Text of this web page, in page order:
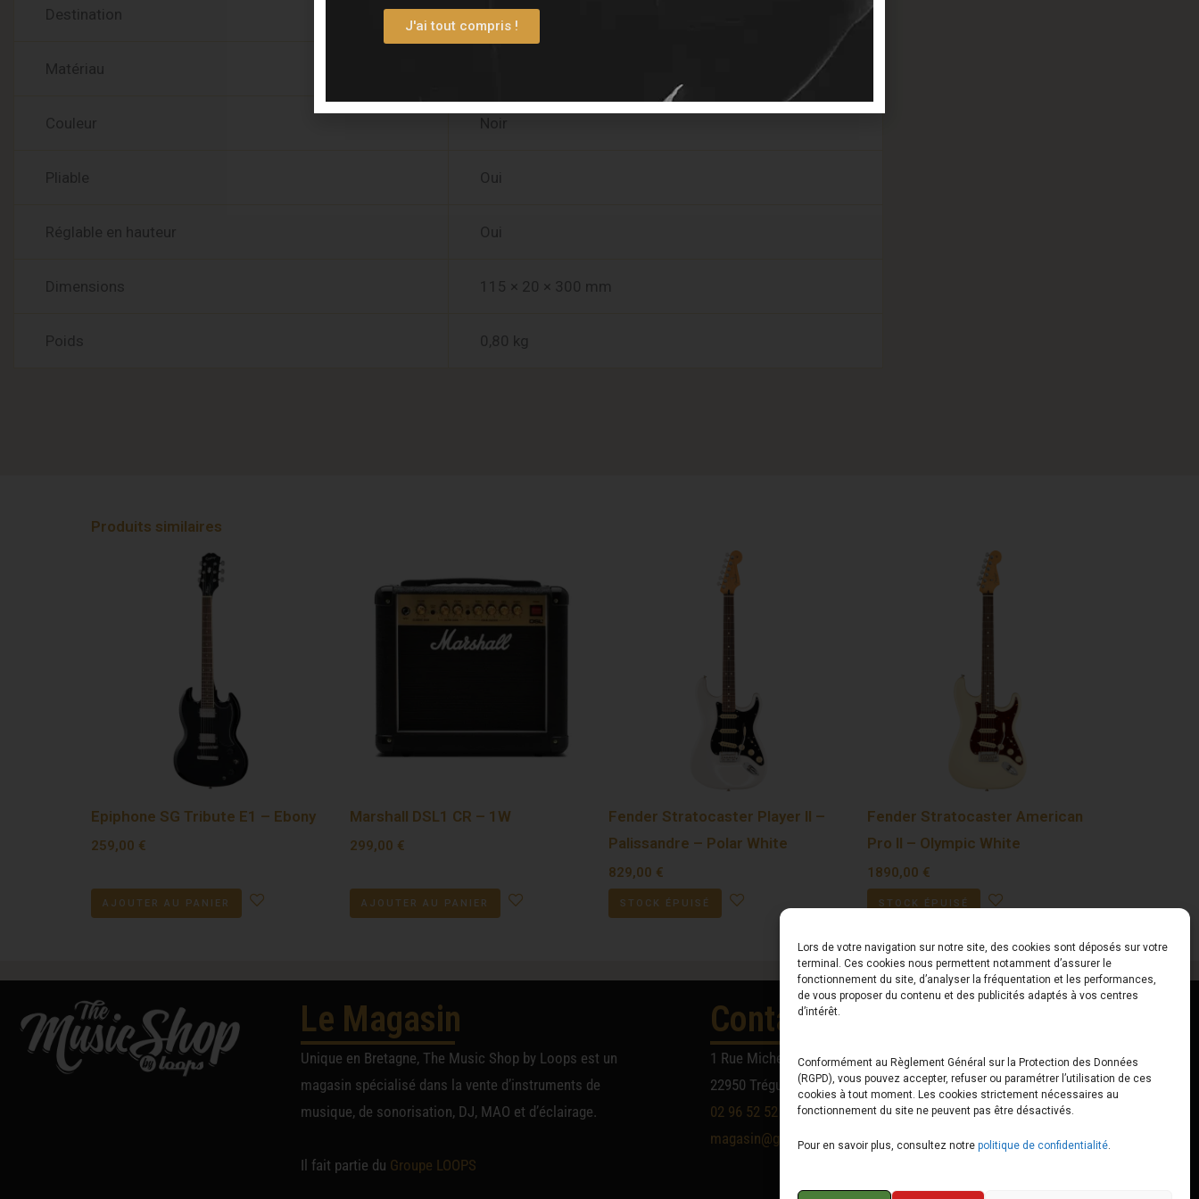
Lors de votre navigation sur notre site, des cookies sont déposés sur votre
terminal. Ces cookies nous permettent notamment d’assurer le
fonctionnement du site, d’analyser la fréquentation et les performances,
de vous proposer du contenu et des publicités adaptés à vos centres
d’intérêt.
Conformément au Règlement Général sur la Protection des Données
(RGPD), vous pouvez accepter, refuser ou paramétrer l’utilisation de ces
cookies à tout moment. Les cookies strictement nécessaires au
fonctionnement du site ne peuvent pas être désactivés.
Pour en savoir plus, consultez notre politique de confidentialité.
Destination Guitare
Matériau
Couleur Noir
Pliable Oui
Réglable en hauteur Oui
Dimensions 115 × 20 × 300 mm
Poids 0,80 kg
Produits similaires
Epiphone SG Tribute E1 – Ebony
259,00 €
AJOUTER AU PANIER
Marshall DSL1 CR – 1W
299,00 €
AJOUTER AU PANIER
Fender Stratocaster Player II –
Palissandre – Polar White
829,00 €
STOCK ÉPUISÉ
Fender Stratocaster American
Pro II – Olympic White
1890,00 €
STOCK ÉPUISÉ
Le Magasin
Unique en Bretagne, The Music Shop by Loops est un
magasin spécialisé dans la vente d’instruments de
musique, de sonorisation, DJ, MAO et d’éclairage.
Il fait partie du Groupe LOOPS
Contact
1 Rue Michel Audiard
22950 Trégueux
02 96 52 52 52
magasin@groupe-loops.fr
Du Lundi au Vendredi
10h00 – 12h30 // 14h00 –
19h00
Le Samedi
18h00
J'ai tout compris !